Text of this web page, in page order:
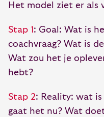
Het model ziet er als
Stap 1: Goal: Wat is
coachvraag? Wat is
Wat zou het je
hebt?
Stap 2: Reality: wat
gaat het nu? Wat